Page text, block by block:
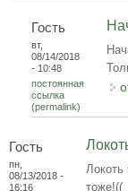
Гость
вт,
08/14/2018
- 10:48
постоянная
ссылка
(permalink)
Гость
пн,
08/13/2018 -
16:16
Локоть
тоже!((